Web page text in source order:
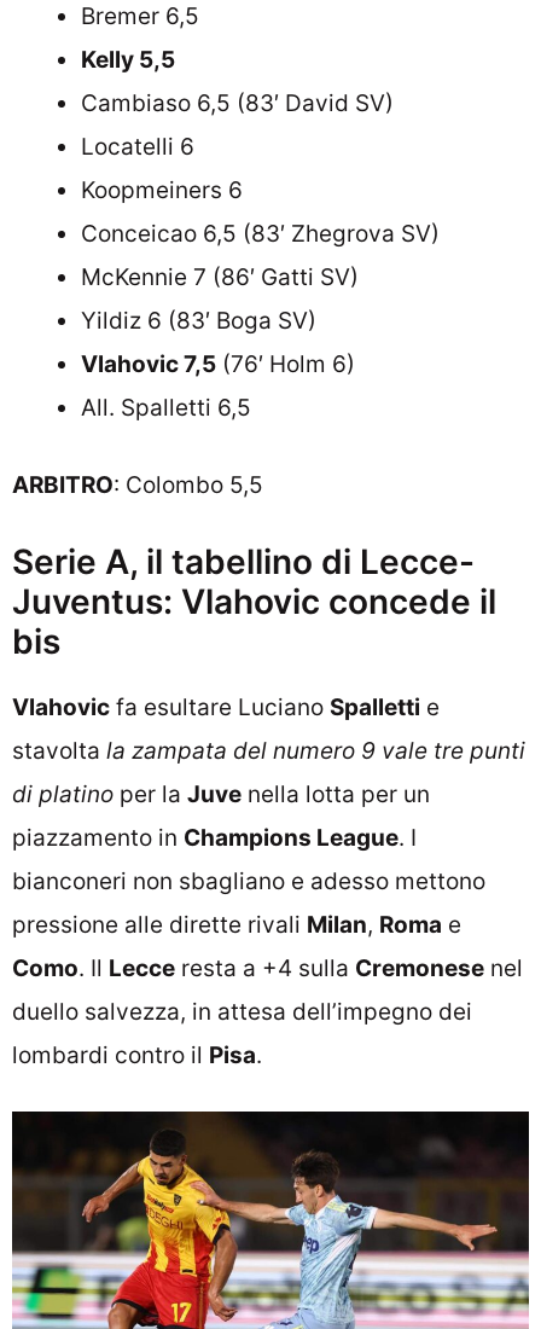
Bremer 6,5
Kelly 5,5
Cambiaso 6,5 (83′ David SV)
Locatelli 6
Koopmeiners 6
Conceicao 6,5 (83′ Zhegrova SV)
McKennie 7 (86′ Gatti SV)
Yildiz 6 (83′ Boga SV)
Vlahovic 7,5 (76′ Holm 6)
All. Spalletti 6,5
ARBITRO: Colombo 5,5
Serie A, il tabellino di Lecce-
Juventus: Vlahovic concede il
bis
Vlahovic fa esultare Luciano Spalletti e
stavolta la zampata del numero 9 vale tre punti
di platino per la Juve nella lotta per un
piazzamento in Champions League. I
bianconeri non sbagliano e adesso mettono
pressione alle dirette rivali Milan, Roma e
Como. Il Lecce resta a +4 sulla Cremonese nel
duello salvezza, in attesa dell’impegno dei
lombardi contro il Pisa.